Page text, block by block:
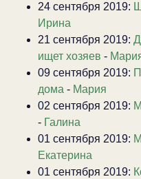
24 сентября 2019:
Ирина
21 сентября 2019:
ищет хозяев -
09 сентября 2019:
дома - Мария
02 сентября 2019:
- Галина
01 сентября 2019:
Екатерина
01 сентября 2019: